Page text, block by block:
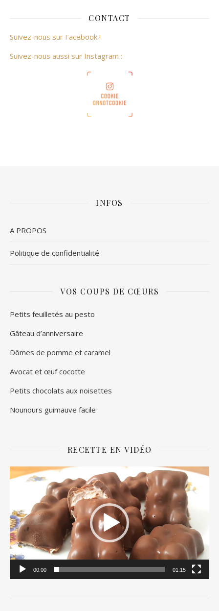
CONTACT
Suivez-nous sur Facebook !
Suivez-nous aussi sur Instagram :
INFOS
A PROPOS
Politique de confidentialité
VOS COUPS DE CŒURS
Petits feuilletés au pesto
Gâteau d’anniversaire
Dômes de pomme et caramel
Avocat et œuf cocotte
Petits chocolats aux noisettes
Nounours guimauve facile
RECETTE EN VIDÉO
Lecteur
vidéo
00:00 01:15